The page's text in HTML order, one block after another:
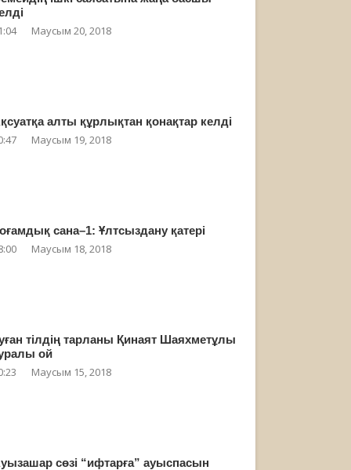
Маусым 20, 2018
алты құрлықтан қонақтар келді
Маусым 19, 2018
сана–1: Ұлтсыздану қатері
Маусым 18, 2018
тілдің тарланы Қинаят Шаяхметұлы
ой
Маусым 15, 2018
сөзі “ифтарға” ауыспасын